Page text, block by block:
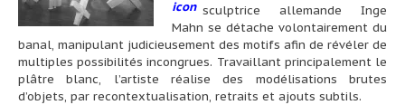
sculptrice allemande Inge
Mahn se détache volontairement du
banal, manipulant judicieusement des motifs afin de révéler de
multiples possibilités incongrues. Travaillant principalement le
plâtre blanc, l’artiste réalise des modélisations brutes
d’objets, par recontextualisation, retraits et ajouts subtils.